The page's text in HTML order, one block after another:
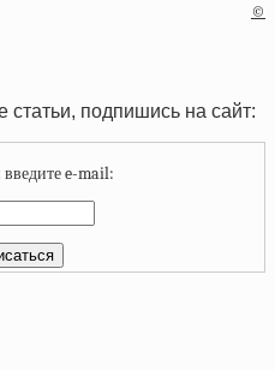
©
подпишись на сайт:
e-mail: